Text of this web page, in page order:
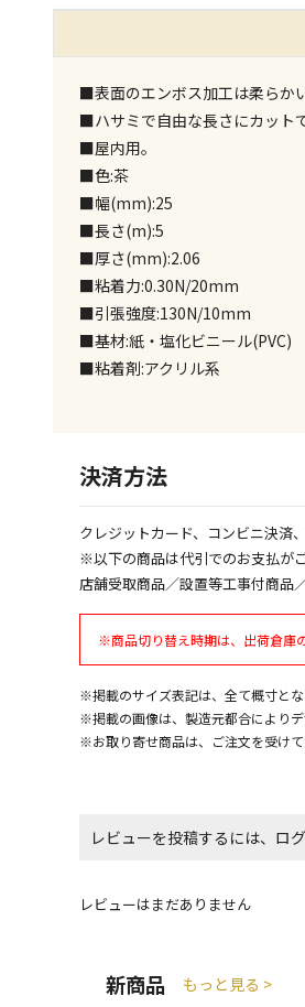
■表面のエンボス加工は柔らか
■ハサミで自由な長さにカット
■屋内用。
■色:茶
■幅(mm):25
■長さ(m):5
■厚さ(mm):2.06
■粘着力:0.30N/20mm
■引張強度:130N/10mm
■基材:紙・塩化ビニール(PVC)
■粘着剤:アクリル系
決済方法
クレジットカード、コンビニ決済
※以下の商品は代引でのお支払が
店舗受取商品／設置等工事付商品
※商品切り替え時期は、出荷倉庫
※掲載のサイズ表記は、全て概寸とな
※掲載の画像は、製造元都合により
※お取り寄せ商品は、ご注文を受け
レビューを投稿するには、ロ
レビューはまだありません
新商品 もっと見る >